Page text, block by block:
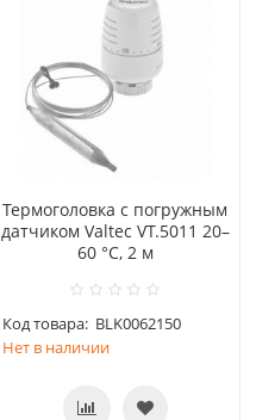
Термоголовка с погружным
датчиком Valtec VT.5011 20–
60 °С, 2 м
Код товара: BLK0062150
Нет в наличии